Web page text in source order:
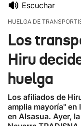
Escuchar
HUELGA DE
Los
Hiru
huelga
Los afiliados de
amplia mayoría" en
en Alsasua. Ayer,